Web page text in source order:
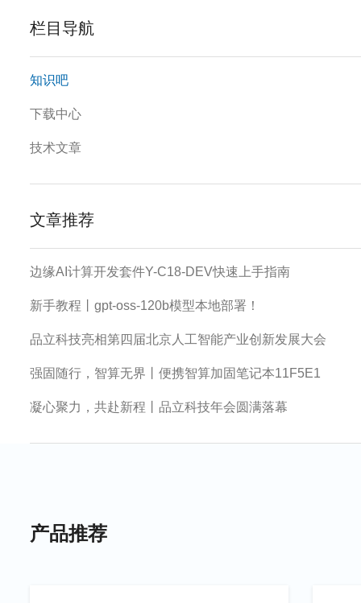
栏目导航
知识吧
下载中心
技术文章
文章推荐
边缘AI计算开发套件Y-C18-DEV快速上手指南
新手教程丨gpt-oss-120b模型本地部署！
品立科技亮相第四届北京人工智能产业创新发展大会
强固随行，智算无界丨便携智算加固笔记本11F5E1
凝心聚力，共赴新程丨品立科技年会圆满落幕
产品推荐